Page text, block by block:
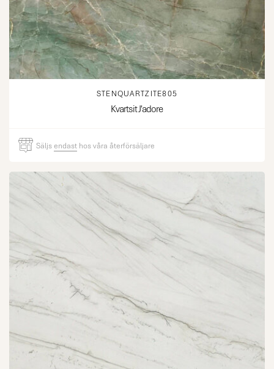
STENQUARTZITE805
Kvartsit J'adore
Säljsendast hos våra återförsäljare